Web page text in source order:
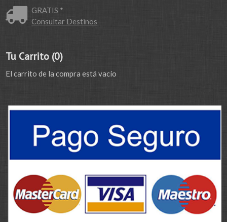
GRATIS *
Consultar Destinos
Tu Carrito (0)
El carrito de la compra está vacío